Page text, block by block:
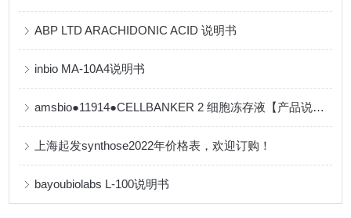
ABP LTD ARACHIDONIC ACID 说明书
inbio MA-10A4说明书
amsbio●11914●CELLBANKER 2 细胞冻存液【产品说明书】
上海起发synthose2022年价格表，欢迎订购！
bayoubiolabs L-100说明书